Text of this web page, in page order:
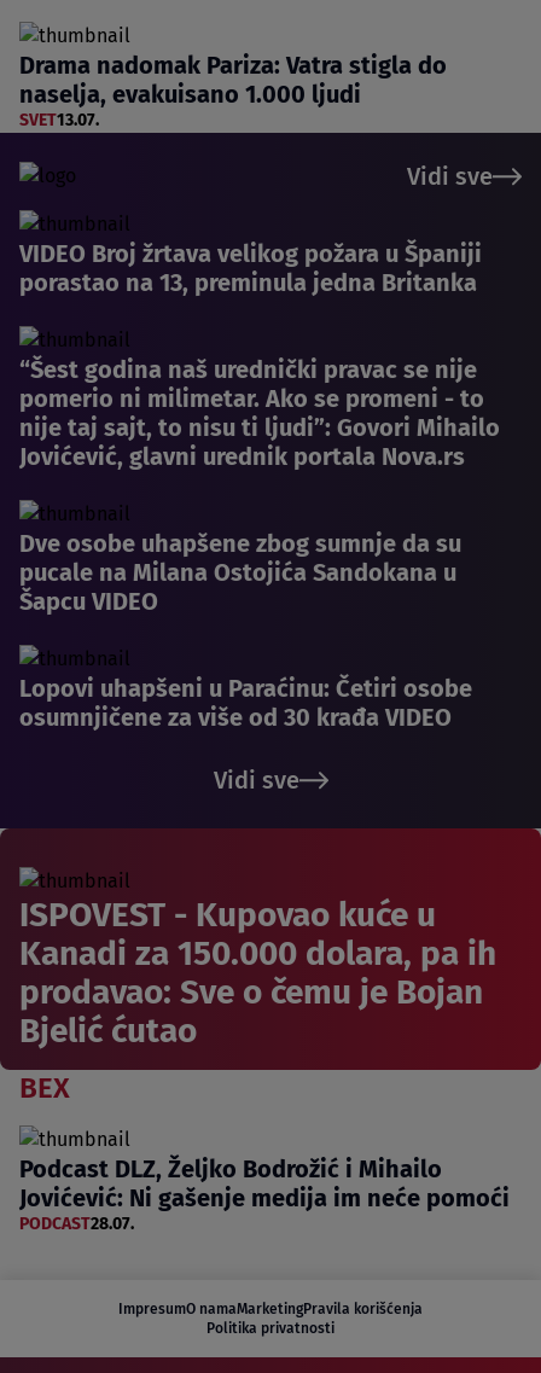
Drama nadomak Pariza: Vatra stigla do
naselja, evakuisano 1.000 ljudi
SVET13.07.
Vidi sve
VIDEO Broj žrtava velikog požara u Španiji
porastao na 13, preminula jedna Britanka
“Šest godina naš urednički pravac se nije
pomerio ni milimetar. Ako se promeni - to
nije taj sajt, to nisu ti ljudi”: Govori Mihailo
Jovićević, glavni urednik portala Nova.rs
Dve osobe uhapšene zbog sumnje da su
pucale na Milana Ostojića Sandokana u
Šapcu VIDEO
Lopovi uhapšeni u Paraćinu: Četiri osobe
osumnjičene za više od 30 krađa VIDEO
Vidi sve
ISPOVEST - Kupovao kuće u
Kanadi za 150.000 dolara, pa ih
prodavao: Sve o čemu je Bojan
Bjelić ćutao
BEX
Podcast DLZ, Željko Bodrožić i Mihailo
Jovićević: Ni gašenje medija im neće pomoći
PODCAST28.07.
ImpresumO namaMarketingPravila korišćenja
Politika privatnosti